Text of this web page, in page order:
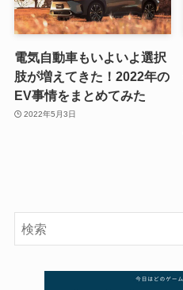
電気自動車もいよいよ選択
肢が増えてきた！2022年の
EV事情をまとめてみた
2022年5月3日